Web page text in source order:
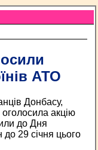
АТО
Донбасу,
акцію
до Дня
до 29 січня цього